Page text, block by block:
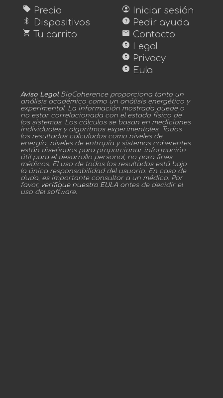
sell Precio
bluetooth Dispositivos
shopping_cart Tu carrito
account_circle Iniciar sesión
help Pedir ayuda
mail Contacto
copyright Legal
copyright Privacy
copyright Eula
Aviso LegalBioCoherence proporciona tanto un
análisis académico como un análisis energético y
experimental. La información mostrada puede o
no estar correlacionada con el estado físico de
los sistemas. Los cálculos se basan en mediciones
individuales y algoritmos experimentales. Todos
los resultados calculados como niveles de
energía, niveles de entropía y sistemas coherentes
están diseñados para proporcionar información
útil para el desarrollo personal, no para fines
médicos. El uso de todos los resultados está bajo
la única responsabilidad del usuario. En caso de
duda, es importante consultar a un médico. Por
favor, verifique nuestro EULA antes de decidir el
uso del software.